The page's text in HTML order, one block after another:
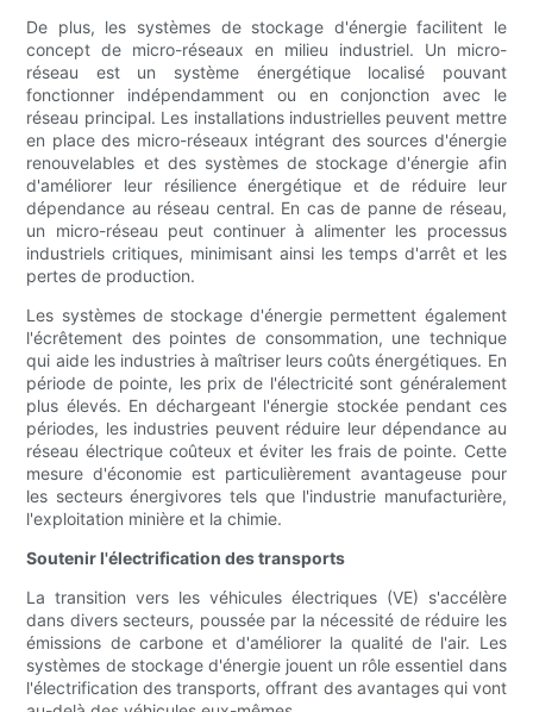
De plus, les systèmes de stockage d'énergie facilitent le
concept de micro-réseaux en milieu industriel. Un micro-
réseau est un système énergétique localisé pouvant
fonctionner indépendamment ou en conjonction avec le
réseau principal. Les installations industrielles peuvent mettre
en place des micro-réseaux intégrant des sources d'énergie
renouvelables et des systèmes de stockage d'énergie afin
d'améliorer leur résilience énergétique et de réduire leur
dépendance au réseau central. En cas de panne de réseau,
un micro-réseau peut continuer à alimenter les processus
industriels critiques, minimisant ainsi les temps d'arrêt et les
pertes de production.
Les systèmes de stockage d'énergie permettent également
l'écrêtement des pointes de consommation, une technique
qui aide les industries à maîtriser leurs coûts énergétiques. En
période de pointe, les prix de l'électricité sont généralement
plus élevés. En déchargeant l'énergie stockée pendant ces
périodes, les industries peuvent réduire leur dépendance au
réseau électrique coûteux et éviter les frais de pointe. Cette
mesure d'économie est particulièrement avantageuse pour
les secteurs énergivores tels que l'industrie manufacturière,
l'exploitation minière et la chimie.
Soutenir l'électrification des transports
La transition vers les véhicules électriques (VE) s'accélère
dans divers secteurs, poussée par la nécessité de réduire les
émissions de carbone et d'améliorer la qualité de l'air. Les
systèmes de stockage d'énergie jouent un rôle essentiel dans
l'électrification des transports, offrant des avantages qui vont